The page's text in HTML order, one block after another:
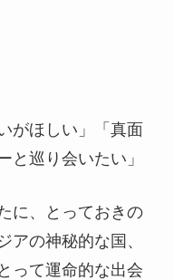
がほしい」「真面
と巡り会いたい」
に、とっておきの
アの神秘的な国、
って運命的な出会